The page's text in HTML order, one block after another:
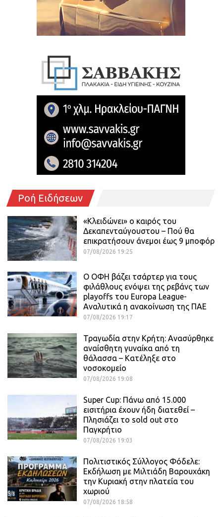
Ροή Ειδήσεων
«Κλειδώνει» ο καιρός του
Δεκαπενταύγουστου – Πού θα
επικρατήσουν άνεμοι έως 9 μποφόρ
07/08/2026 19:25
Ο ΟΦΗ βάζει τσάρτερ για τους
φιλάθλους ενόψει της ρεβάνς των
playoffs του Europa League-
Αναλυτικά η ανακοίνωση της ΠΑΕ
07/08/2026 19:17
Τραγωδία στην Κρήτη: Ανασύρθηκε
αναίσθητη γυναίκα από τη
θάλασσα – Κατέληξε στο
νοσοκομείο
07/08/2026 19:08
Super Cup: Πάνω από 15.000
εισιτήρια έχουν ήδη διατεθεί –
Πλησιάζει το sold out στο
Παγκρήτιο
07/08/2026 19:03
Πολιτιστικός Σύλλογος Φόδελε:
Εκδήλωση με Μιλτιάδη Βαρουχάκη
την Κυριακή στην πλατεία του
χωριού
07/08/2026 18:58